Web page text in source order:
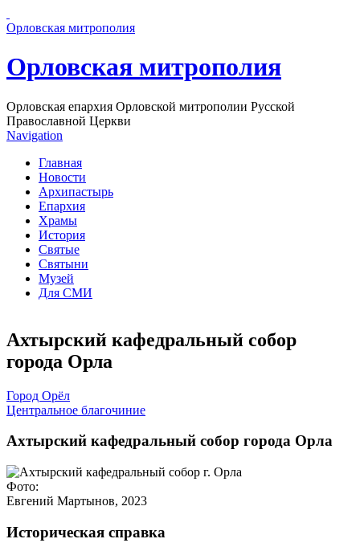
Орловская митрополия
Орловская митрополия
Орловская епархия Орловской митрополии Русской
Православной Церкви
Navigation
Главная
Новости
Архипастырь
Епархия
Храмы
История
Святые
Святыни
Музей
Для СМИ
Ахтырский кафедральный собор
города Орла
Город Орёл
Центральное благочиние
Ахтырский кафедральный собор города Орла
Фото:
Евгений Мартынов, 2023
Историческая справка